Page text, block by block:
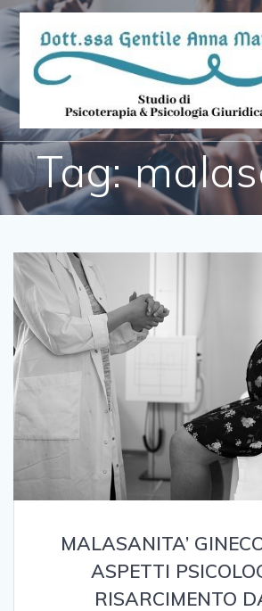
Salta
contenuto
Tag:
MALASANITA’
ASPETTI
RISARCIMENTO